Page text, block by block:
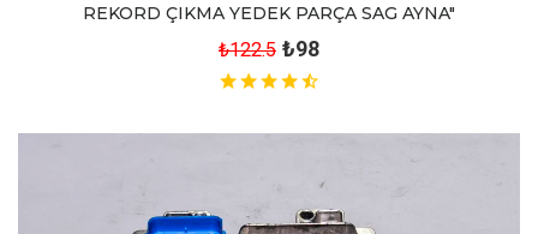
REKORD ÇIKMA YEDEK PARÇA SAG AYNA"
₺122.5 ₺98